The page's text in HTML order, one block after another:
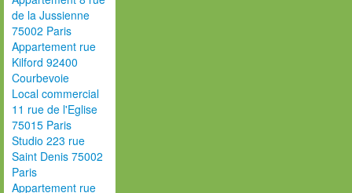
de la Jussienne
75002 Paris
Appartement rue
Kilford 92400
Courbevoie
Local commercial
11 rue de l'Eglise
75015 Paris
Studio 223 rue
Saint Denis 75002
Paris
Appartement rue